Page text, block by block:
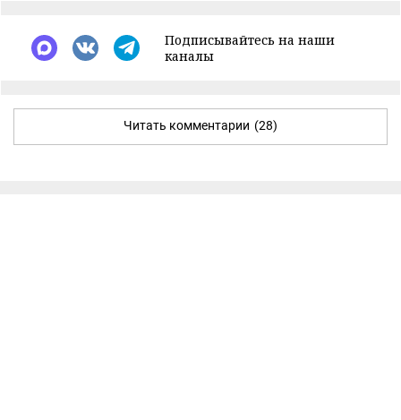
Подписывайтесь на наши
каналы
Читать комментарии (28)